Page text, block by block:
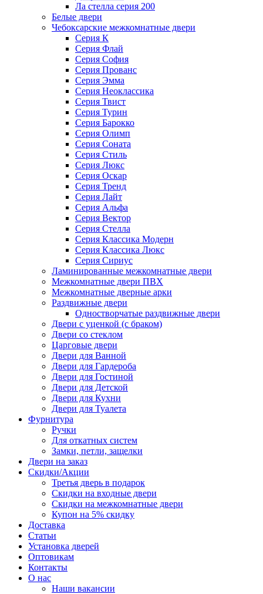
Ла стелла серия 200
Белые двери
Чебоксарские межкомнатные двери
Серия К
Серия Флай
Серия София
Серия Прованс
Серия Эмма
Серия Неоклассика
Серия Твист
Серия Турин
Серия Барокко
Серия Олимп
Серия Соната
Серия Стиль
Серия Люкс
Серия Оскар
Серия Тренд
Серия Лайт
Серия Альфа
Серия Вектор
Серия Стелла
Серия Классика Модерн
Серия Классика Люкс
Серия Сириус
Ламинированные межкомнатные двери
Межкомнатные двери ПВХ
Межкомнатные дверные арки
Раздвижные двери
Одностворчатые раздвижные двери
Двери с уценкой (с браком)
Двери со стеклом
Царговые двери
Двери для Ванной
Двери для Гардероба
Двери для Гостиной
Двери для Детской
Двери для Кухни
Двери для Туалета
Фурнитура
Ручки
Для откатных систем
Замки, петли, защелки
Двери на заказ
Скидки/Акции
Третья дверь в подарок
Скидки на входные двери
Скидки на межкомнатные двери
Купон на 5% скидку
Доставка
Статьи
Установка дверей
Оптовикам
Контакты
О нас
Наши вакансии